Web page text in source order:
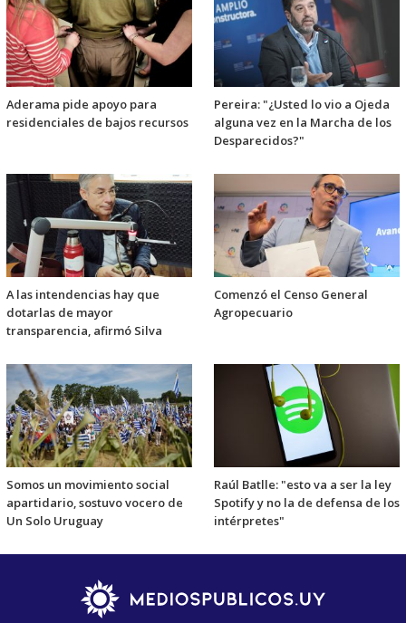
Aderama pide apoyo para
residenciales de bajos recursos
Pereira: "¿Usted lo vio a Ojeda
alguna vez en la Marcha de los
Desparecidos?"
A las intendencias hay que
dotarlas de mayor
transparencia, afirmó Silva
Comenzó el Censo General
Agropecuario
Somos un movimiento social
apartidario, sostuvo vocero de
Un Solo Uruguay
Raúl Batlle: "esto va a ser la ley
Spotify y no la de defensa de los
intérpretes"